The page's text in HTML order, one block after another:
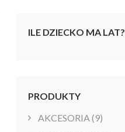
ILE DZIECKO MA LAT?
PRODUKTY
AKCESORIA (9)